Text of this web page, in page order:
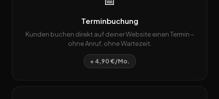
Terminbuchung
Kunden buchen direkt auf deiner Website einen Termin –
ohne Anruf, ohne Wartezeit.
+ 4,90 €/Mo.